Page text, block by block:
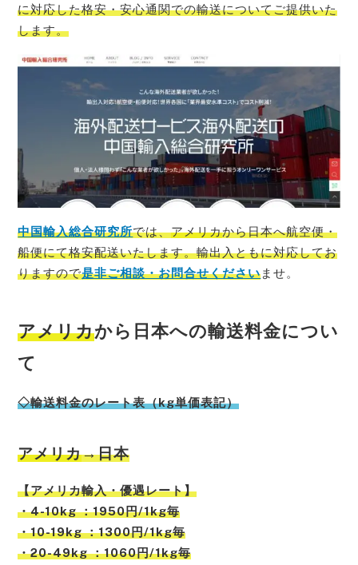
に対応した格安・安心通関での輸送についてご提供いた
します。
中国輸入総合研究所では、アメリカから日本へ航空便・
船便にて格安配送いたします。輸出入ともに対応してお
りますので是非ご相談・お問合せくださいませ。
アメリカから日本への輸送料金につい
て
◇輸送料金のレート表（kg単価表記）
アメリカ→日本
【アメリカ輸入・優遇レート】
・4-10kg ：1950円/1kg毎
・10-19kg ：1300円/1kg毎
・20-49kg ：1060円/1kg毎